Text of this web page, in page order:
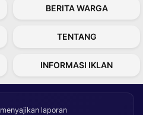
BERITA WARGA
TENTANG
INFORMASI IKLAN
menyajikan laporan